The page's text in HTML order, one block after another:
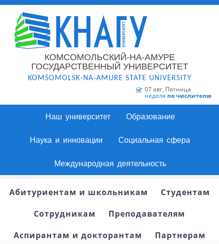
КОМСОМОЛЬСКИЙ-НА-АМУРЕ
ГОСУДАРСТВЕННЫЙ УНИВЕРСИТЕТ
KOMSOMOLSK-NA-AMURE STATE UNIVERSITY
07 авг, Пятница
неделя по числителю
Наш университет Образование
Наука и инновации Социальная сфера
Международная деятельность
Абитуриентам и школьникам
Студентам
Сотрудникам
Преподавателям
Аспирантам и докторантам
Партнерам